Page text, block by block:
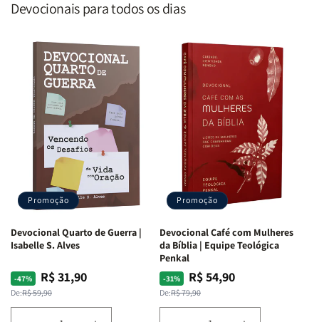
Devocionais para todos os dias
Promoção
Devocional Quarto de Guerra |
Isabelle S. Alves
-47%
Preço
normal
De:R$ 59,90
Preço
promocional
R$ 31,90
Promoção
Devocional Café com Mulheres
da Bíblia | Equipe Teológica
Penkal
-31%
Preço
normal
De:R$ 79,90
Preço
promocional
R$ 54,90